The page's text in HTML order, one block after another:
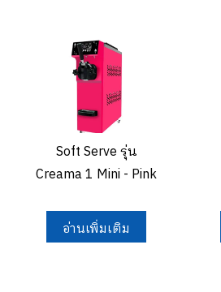
Soft Serve รุ่น
Creama 1 Mini - Pink
อ่านเพิ่มเติม